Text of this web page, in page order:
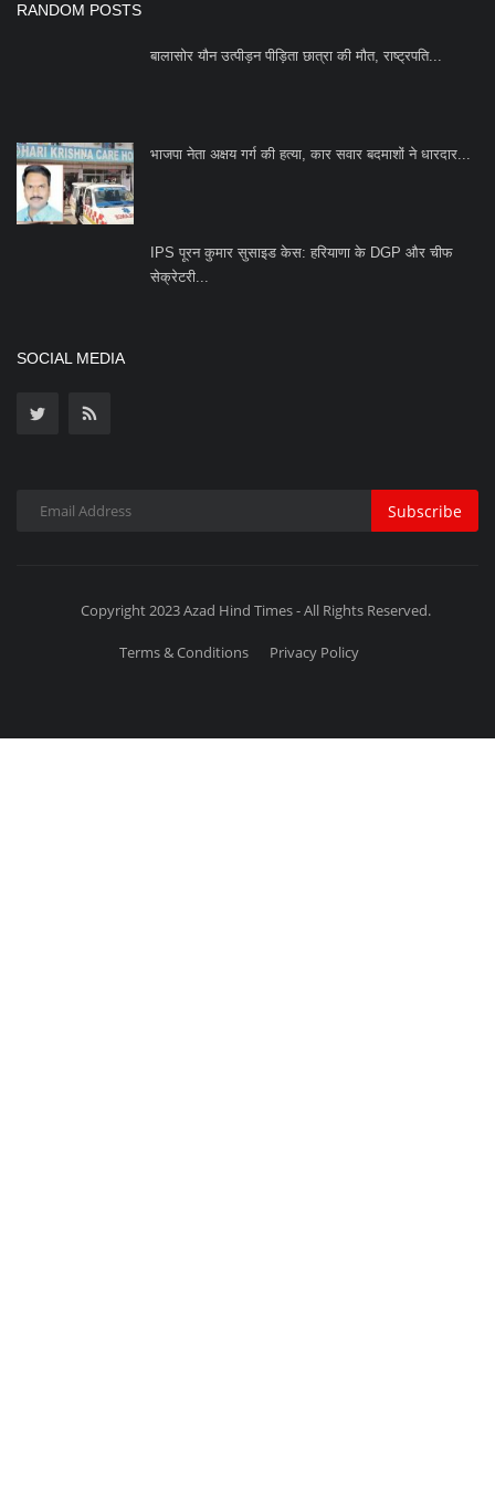
RANDOM POSTS
बालासोर यौन उत्पीड़न पीड़िता छात्रा की मौत, राष्ट्रपति...
भाजपा नेता अक्षय गर्ग की हत्या, कार सवार बदमाशों ने धारदार...
IPS पूरन कुमार सुसाइड केस: हरियाणा के DGP और चीफ
सेक्रेटरी...
SOCIAL MEDIA
Subscribe
Copyright 2023 Azad Hind Times - All Rights Reserved.
Terms & Conditions Privacy Policy